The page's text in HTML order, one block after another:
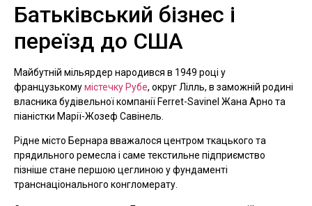
Батьківський бізнес і
переїзд до США
Майбутній мільярдер народився в 1949 році у
французькомумістечку Рубе, округ Лілль, в заможній родині
власника будівельної компанії Ferret-Savinel Жана Арно та
піаністки Марії-Жозеф Савінель.
Рідне місто Бернара вважалося центром ткацького та
прядильного ремесла і саме текстильне підприємство
пізніше стане першою цеглиною у фундаменті
транснаціонального конгломерату.